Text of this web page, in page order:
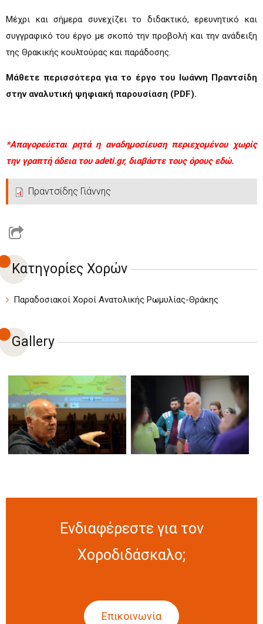
Μέχρι και σήμερα συνεχίζει το διδακτικό, ερευνητικό και
συγγραφικό του έργο με σκοπό την προβολή και την ανάδειξη
της Θρακικής κουλτούρας και παράδοσης.
Μάθετε περισσότερα για το έργο του Ιωάννη Πραντσίδη
στην αναλυτική ψηφιακή παρουσίαση (PDF).
*Απαγορεύεται ρητά η αναδημοσίευση περιεχομένου χωρίς
την γραπτή άδεια του adeti.gr, διαβάστε τους όρους εδώ.
Πραντσίδης Γιάννης
Κατηγορίες Χορών
Παραδοσιακοί Χοροί Ανατολικής Ρωμυλίας-Θράκης
Gallery
Ενδιαφέρεστε για τον
Χοροδιδάσκαλο;
Επικοινωνία (ενεργή καρτέλα)